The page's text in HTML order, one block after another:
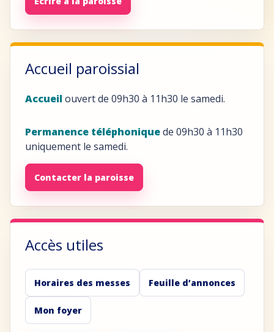
Accueil paroissial
Accueilouvert de 09h30 à 11h30 le samedi.
Permanence téléphoniquede 09h30 à 11h30
uniquement le samedi.
Contacter la paroisse
Accès utiles
Horaires des messes Feuille d’annonces
Mon foyer